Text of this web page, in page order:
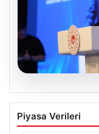
Bakan
sorumluluktur
Piyasa Verileri